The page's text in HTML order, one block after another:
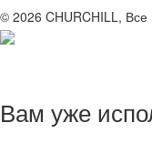
© 2026 CHURCHILL,
Вам уже